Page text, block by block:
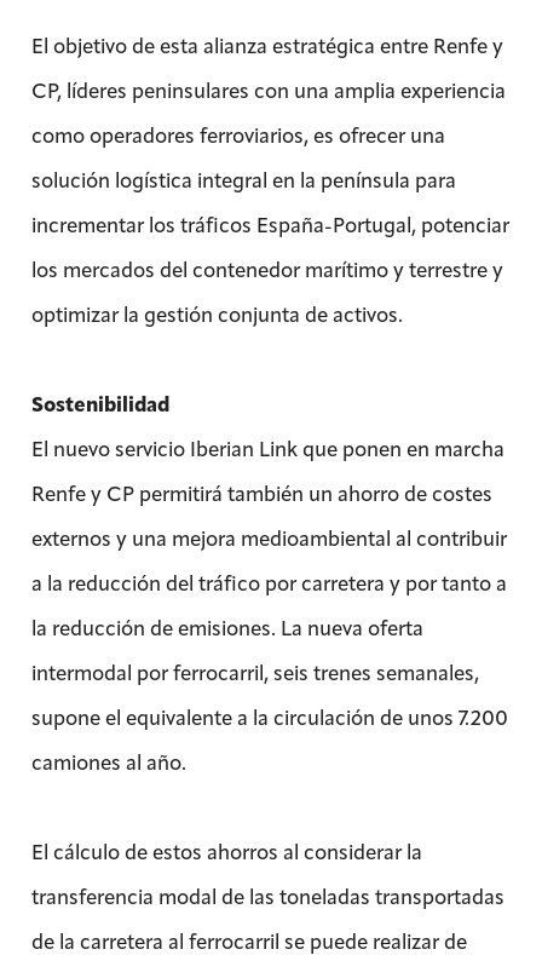
El objetivo de esta alianza estratégica entre Renfe y
CP, líderes peninsulares con una amplia experiencia
como operadores ferroviarios, es ofrecer una
solución logística integral en la península para
incrementar los tráficos España-Portugal, potenciar
los mercados del contenedor marítimo y terrestre y
optimizar la gestión conjunta de activos.
Sostenibilidad
El nuevo servicio Iberian Link que ponen en marcha
Renfe y CP permitirá también un ahorro de costes
externos y una mejora medioambiental al contribuir
a la reducción del tráfico por carretera y por tanto a
la reducción de emisiones. La nueva oferta
intermodal por ferrocarril, seis trenes semanales,
supone el equivalente a la circulación de unos 7.200
camiones al año.
El cálculo de estos ahorros al considerar la
transferencia modal de las toneladas transportadas
de la carretera al ferrocarril se puede realizar de